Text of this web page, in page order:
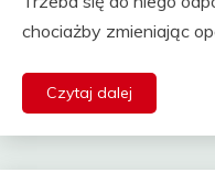
chociażby zmieniając
Czytaj dalej